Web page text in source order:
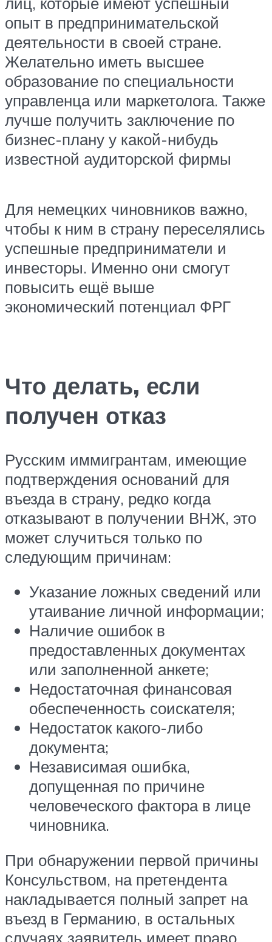
опыт в предпринимательской
деятельности в своей стране.
Желательно иметь высшее
образование по специальности
управленца или маркетолога. Также
лучше получить заключение по
бизнес-плану у какой-нибудь
известной аудиторской фирмы
Для немецких чиновников важно,
чтобы к ним в страну переселялись
успешные предприниматели и
инвесторы. Именно они смогут
повысить ещё выше
экономический потенциал ФРГ
Что делать, если
получен отказ
Русским иммигрантам, имеющие
подтверждения оснований для
въезда в страну, редко когда
отказывают в получении ВНЖ, это
может случиться только по
следующим причинам:
Указание ложных сведений или
утаивание личной информации;
Наличие ошибок в
предоставленных документах
или заполненной анкете;
Недостаточная финансовая
обеспеченность соискателя;
Недостаток какого-либо
документа;
Независимая ошибка,
допущенная по причине
человеческого фактора в лице
чиновника.
При обнаружении первой причины
Консульством, на претендента
накладывается полный запрет на
въезд в Германию, в остальных
случаях заявитель имеет право